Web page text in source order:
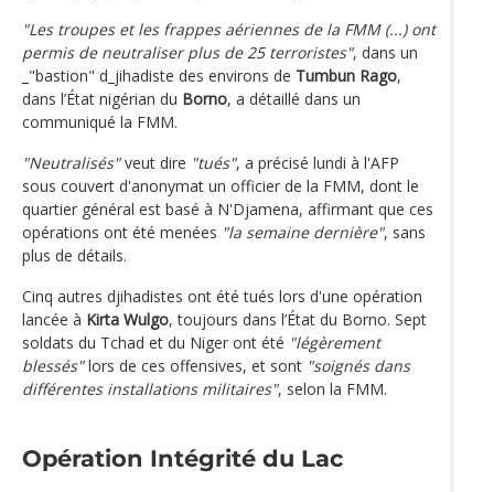
"Les troupes et les frappes aériennes de la FMM (...) ont
permis de neutraliser plus de 25 terroristes", dans un
_"bastion" d_jihadiste des environs de Tumbun Rago,
dans l’État nigérian du Borno, a détaillé dans un
communiqué la FMM.
"Neutralisés"veut dire "tués", a précisé lundi à l'AFP
sous couvert d'anonymat un officier de la FMM, dont le
quartier général est basé à N'Djamena, affirmant que ces
opérations ont été menées "la semaine dernière", sans
plus de détails.
Cinq autres djihadistes ont été tués lors d'une opération
lancée à Kirta Wulgo, toujours dans l’État du Borno. Sept
soldats du Tchad et du Niger ont été "légèrement
blessés"lors de ces offensives, et sont "soignés dans
différentes installations militaires", selon la FMM.
Opération Intégrité du Lac